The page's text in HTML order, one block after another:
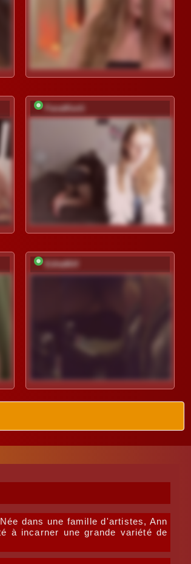
FanatKenli
EditaMilf
dans une famille d'artistes, Ann
à incarner une grande variété de